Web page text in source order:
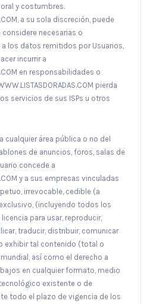
y costumbres.
a su sola discreción, puede
necesarias o
los datos remitidos por Usuarios,
incurrir a
en responsabilidades o
pierda
servicios de sus ISPs u otros
cualquier área pública o no del
de anuncios, foros, salas de
concede a
y a sus empresas vinculadas
irrevocable, cedible (a
(incluyendo todos los
para usar, reproducir,
traducir, distribuir, comunicar
exhibir tal contenido (total o
así como el derecho a
en cualquier formato, medio
existente o de
todo el plazo de vigencia de los